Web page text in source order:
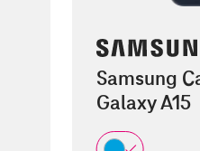
Samsung
Galaxy A15